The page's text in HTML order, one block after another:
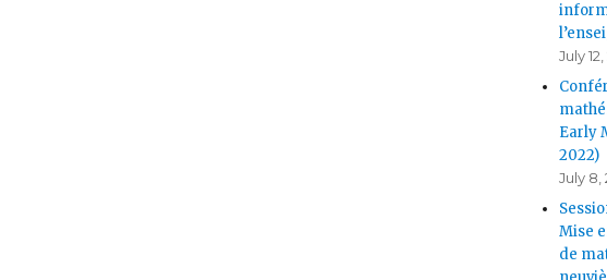
July
Early
2022)
July 8,
Mise
de